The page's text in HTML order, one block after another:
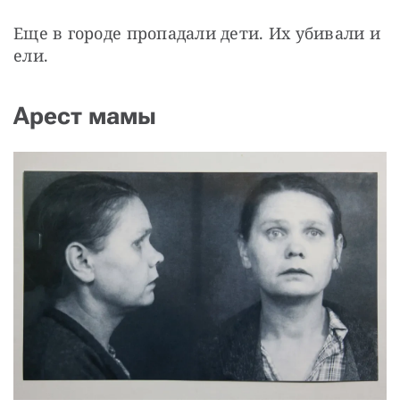
Еще в городе пропадали дети. Их убивали и
ели.
Арест мамы